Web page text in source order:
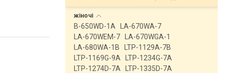
жіночі
B-650WD-1A
LA-670WA-7
LA-670WEM-7
LA-670WGA-1
LA-680WA-1B
LTP-1129A-7B
LTP-1169G-9A
LTP-1234G-7A
LTP-1274D-7A
LTP-1335D-7A